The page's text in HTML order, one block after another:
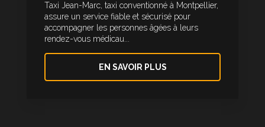
Taxi Jean-Marc, taxi conventionné à Montpellier,
assure un service fiable et sécurisé pour
accompagner les personnes âgées à leurs
rendez-vous médicau...
EN SAVOIR PLUS